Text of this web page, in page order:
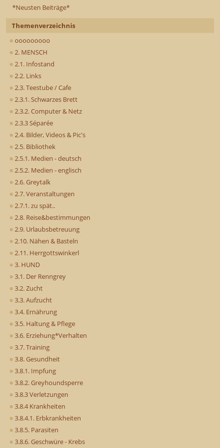
*Neusten Beiträge*
Themenverzeichnis
ooooooooo
2. MENSCH
2.1. Infostand
2.2. Links
2.3. Teestube / Cafe
2.3.1. Schwarzes Brett
2.3.2. Computer & Netz
2.3.3 Séparée
2.4. Bilder, Videos & Pic's
2.5. Bibliothek
2.5.1. Medien - deutsch
2.5.2. Medien - englisch
2.6. Greytalk
2.7. Veranstaltungen
2.7.1. zu spät..
2.8. Reise&bestimmungen
2.9. Urlaubsbetreuung
2.10. Nähen & Basteln
2.11. Herrgottswinkerl
3. HUND
3.1. Der Renngrey
3.2. Zucht
3.3. Aufzucht
3.4. Ernährung
3.5. Haltung & Pflege
3.6. Erziehung*Verhalten
3.7. Training
3.8. Gesundheit
3.8.1. Impfung
3.8.2. Greyhoundsperre
3.8.3 Verletzungen
3.8.4 Krankheiten
3.8.4.1. Erbkrankheiten
3.8.5. Parasiten
3.8.6. Geschwüre - Krebs